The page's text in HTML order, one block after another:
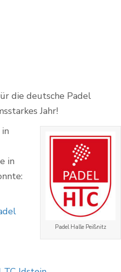
die deutsche Padel
Jahr!
Padel Halle Peißnitz
in
in